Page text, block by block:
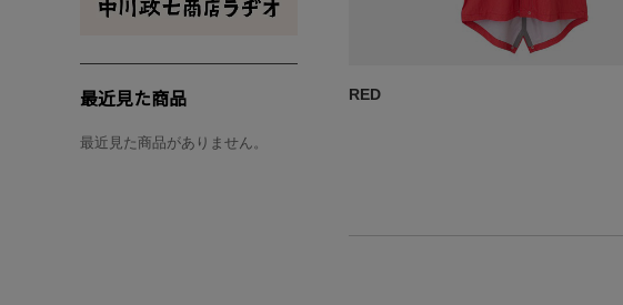
最近見た商品
最近見た商品がありません。
RED